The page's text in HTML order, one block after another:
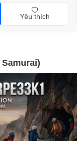
Yêu thích